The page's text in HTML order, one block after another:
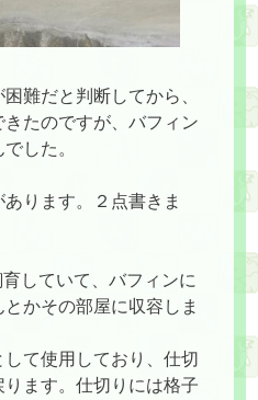
難だと判断してから、
たのですが、バフィン
した。
ります。２点書きま
していて、バフィンに
かその部屋に収容しま
て使用しており、仕切
ます。仕切りには格子